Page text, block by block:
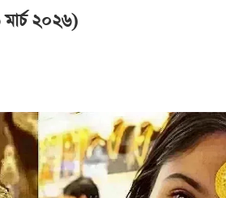
২০২৬)